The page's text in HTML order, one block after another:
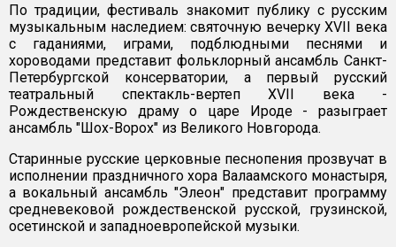
По традиции, фестиваль знакомит публику с русским
музыкальным наследием: святочную вечерку XVII века
с гаданиями, играми, подблюдными песнями и
хороводами представит фольклорный ансамбль Санкт-
Петербургской консерватории, а первый русский
театральный спектакль-вертеп XVII века -
Рождественскую драму о царе Ироде - разыграет
ансамбль "Шох-Ворох" из Великого Новгорода.
Старинные русские церковные песнопения прозвучат в
исполнении праздничного хора Валаамского монастыря,
а вокальный ансамбль "Элеон" представит программу
средневековой рождественской русской, грузинской,
осетинской и западноевропейской музыки.